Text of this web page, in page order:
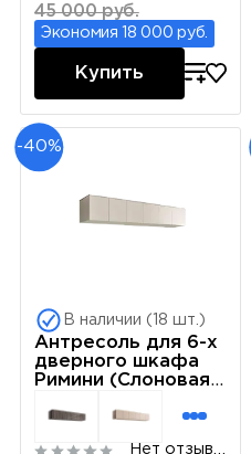
45 000 руб.
Экономия 18 000 руб.
Купить
-40%
В наличии (18 шт.)
Антресоль для 6-х
дверного шкафа
Римини (Слоновая